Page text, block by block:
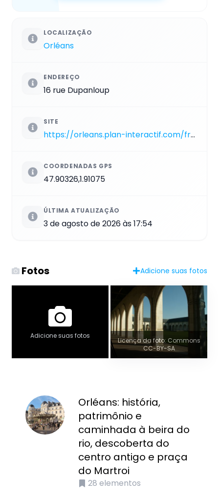
LOCALIZAÇÃO
Orléans
ENDEREÇO
16 rue Dupanloup
SITE
https://orleans.plan-interactif.com/fr/#!/category/220890/marker/429987
COORDENADAS GPS
47.90326,1.91075
ÚLTIMA ATUALIZAÇÃO
3 de agosto de 2026 às 17:54
Fotos Adicione suas fotos
Adicione suas fotos
Licença da foto: Commons
CC-BY-SA
Orléans: história,
patrimônio e
caminhada à beira do
rio, descoberta do
centro antigo e praça
do Martroi
28 elementos